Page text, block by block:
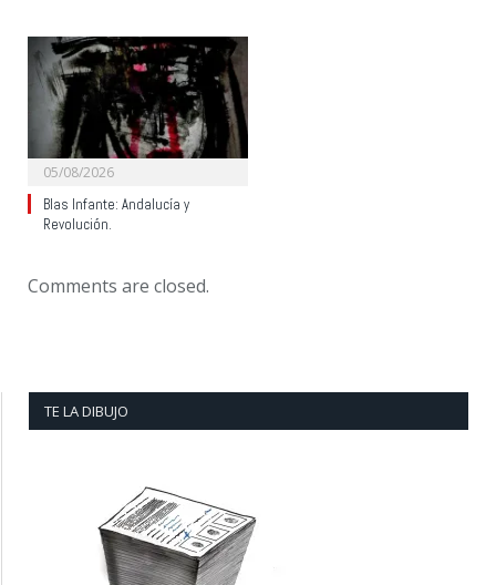
05/08/2026
Blas Infante: Andalucía y
Revolución.
Comments are closed.
TE LA DIBUJO